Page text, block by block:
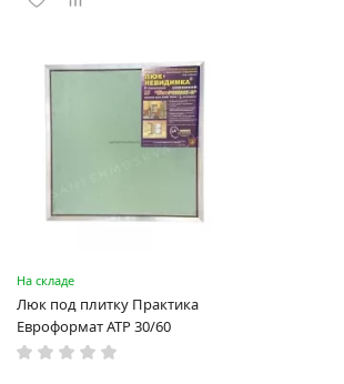
На складе
Люк под плитку Практика
Евроформат АТР 30/60